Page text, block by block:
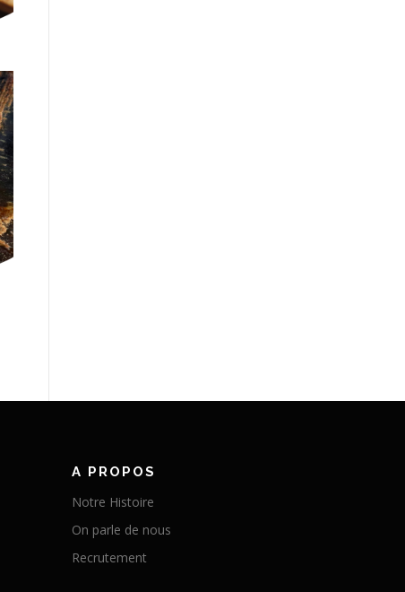
A PROPOS
Notre Histoire
On parle de nous
Recrutement